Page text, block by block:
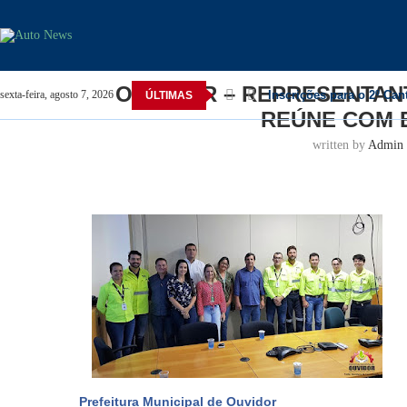
sexta-feira, agosto 7, 2026 ÚLTIMAS Inscrições para o 2º
Ouvidor – REPRESENTANTES
OUVIDOR –
REÚNE COM
written by Admin
Prefeitura Municipal de Ouvidor